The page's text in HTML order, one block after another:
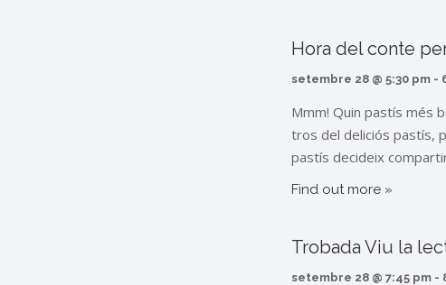
Hora del conte
setembre 28 @ 5:30 pm -
Mmm! Quin pastís més
tros del deliciós pastís,
pastís decideix
Find out more »
Trobada Viu la
setembre 28 @ 7:45 pm -